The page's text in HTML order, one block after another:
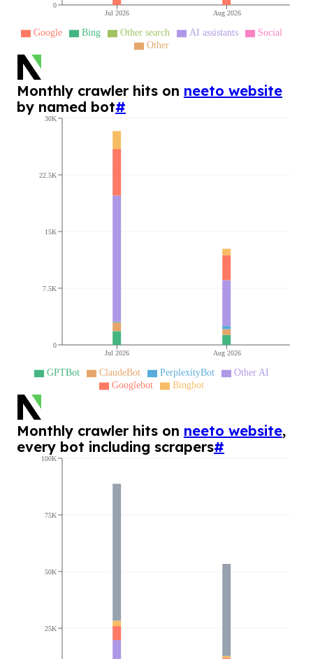
Jul 2026 Aug 2026
0
Google Bing Other search AI assistants
Social
Other
Monthly crawler hits on neeto website
by named bot#
Jul 2026 Aug 2026
0
7.5K
15K
22.5K
30K
GPTBot ClaudeBot PerplexityBot
Other AI
Googlebot
Bingbot
Monthly crawler hits on neeto website,
every bot including scrapers#
25K
50K
75K
100K